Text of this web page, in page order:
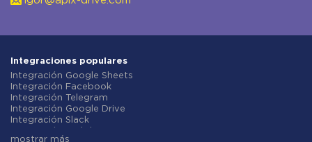
Integraciones populares
Integración Google Sheets
Integración Facebook
Integración Telegram
Integración Google Drive
Integración Slack
mostrar más